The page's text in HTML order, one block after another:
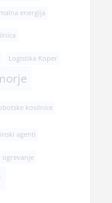
energija
Logistika Koper
kosilnice
agenti